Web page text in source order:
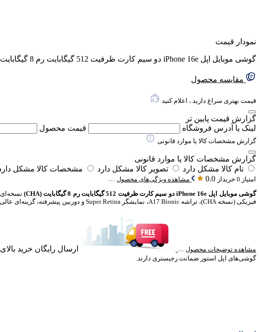
نمودار قیمت
گوشی موبایل اپل iPhone 16e دو سیم کارت ظرفیت 512 گیگابایت رم 8 گیگابایت (CHA) – نات اکتیو
مقایسه محصول
قیمت بهتری سراغ دارید ، اعلام کنید
گزارش قیمت پایین تر
لینک یا آدرس فروشگاه
قیمت محصول
گزارش مشخصات کالا یا موارد قانونی
گزارش مشخصات کالا یا موارد قانونی
نام کالا مشکل دارد
تصویر کالا مشکل دارد مشخصات کالا مشکل
امتیاز 0 خریدار
0.0
مشاهده ویژگی‌های محصول
گوشی موبایل اپل iPhone 16e دو سیم کارت ظرفیت 512 گیگابایت رم 8 گیگابایت (CHA)
فیزیکی (نسخه CHA)، تراشه A17 Bionic، نمایشگر Super Retina و دوربین پیشرفته، گزینه‌ای عالی برای کاربران حرفه‌ای و علاقمندان به برند اپل است.
مشاهده توضیحات محصول ارسال رایگان خرید بالای 50 میلیون تومان
گوشی‌های اپل استور ضمانت رجیستری دارند.